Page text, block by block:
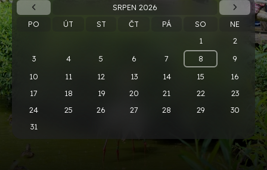
SRPEN 2026
PO
ÚT ST ČT PÁ SO
NE
1
2
3
4 5 6 7 8
9
10
11 12 13 14 15
16
17
18 19 20 21 22
23
24
25 26 27 28 29
30
31